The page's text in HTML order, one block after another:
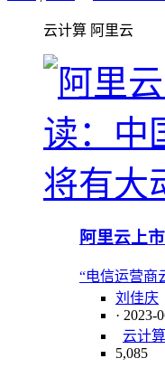
云计算 阿里云
阿里云上
“电信运营商
刘佳庆
· 2023-
云计
5,085